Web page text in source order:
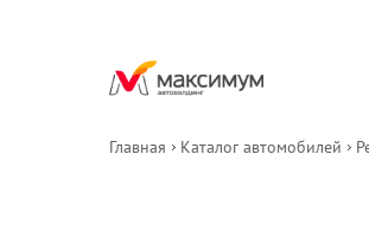
Главная Каталог автомобилей